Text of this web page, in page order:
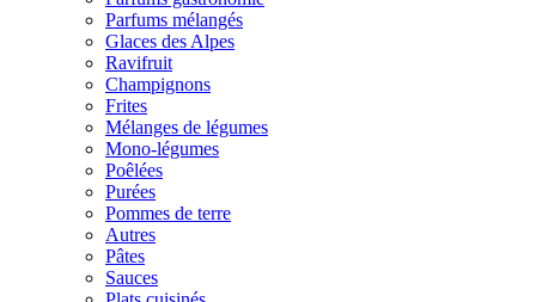
Parfums mélangés
Glaces des Alpes
Ravifruit
Champignons
Frites
Mélanges de légumes
Mono-légumes
Poêlées
Purées
Pommes de terre
Autres
Pâtes
Sauces